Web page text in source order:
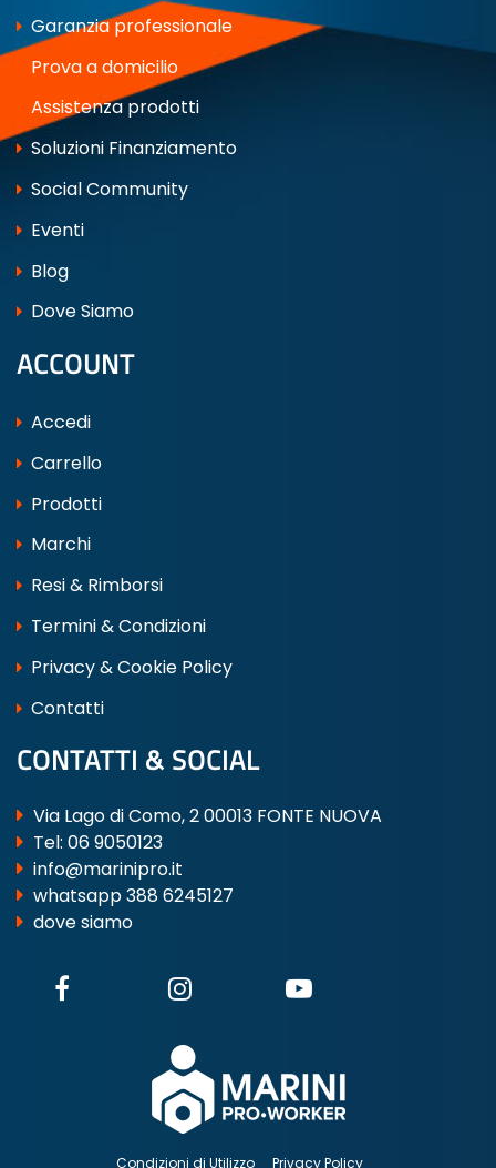
Garanzia professionale
Prova a domicilio
Assistenza prodotti
Soluzioni Finanziamento
Social Community
Eventi
Blog
Dove Siamo
ACCOUNT
Accedi
Carrello
Prodotti
Marchi
Resi & Rimborsi
Termini & Condizioni
Privacy & Cookie Policy
Contatti
CONTATTI & SOCIAL
Via Lago di Como, 2 00013 FONTE NUOVA
Tel: 06 9050123
info@marinipro.it
whatsapp 388 6245127
dove siamo
Condizioni di Utilizzo Privacy Policy